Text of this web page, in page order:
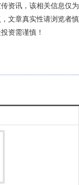
资讯，该相关信息仅为
文章真实性请浏览者慎
资需谨慎！